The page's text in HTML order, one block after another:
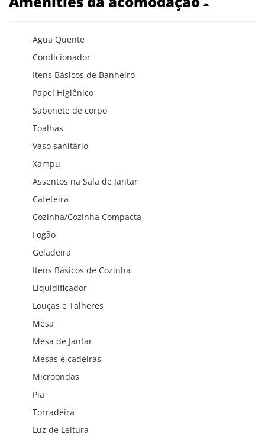
Água Quente
Condicionador
Itens Básicos de Banheiro
Papel Higiênico
Sabonete de corpo
Toalhas
Vaso sanitário
Xampu
Assentos na Sala de Jantar
Cafeteira
Cozinha/Cozinha Compacta
Fogão
Geladeira
Itens Básicos de Cozinha
Liquidificador
Louças e Talheres
Mesa
Mesa de Jantar
Mesas e cadeiras
Microondas
Pia
Torradeira
Luz de Leitura